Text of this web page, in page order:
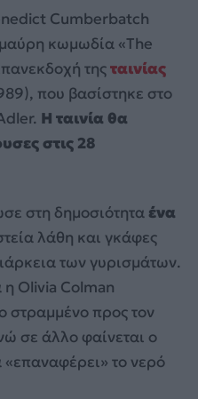
Cumberbatch
κωμωδία «The
τηςταινίας
που βασίστηκε στο
Η ταινία θα
στις 28
στη δημοσιότητα ένα
λάθη και γκάφες
των γυρισμάτων.
η Olivia Colman
στραμμένο προς τον
σε άλλο φαίνεται ο
το νερό